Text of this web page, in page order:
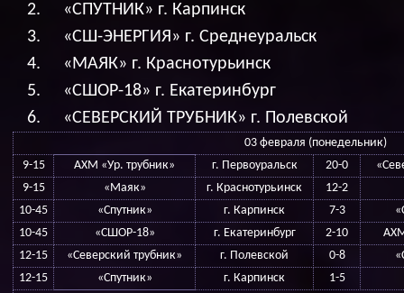
«СПУТНИК» г. Карпинск
«СШ-ЭНЕРГИЯ» г. Среднеуральск
«МАЯК» г. Краснотурьинск
«СШОР-18» г. Екатеринбург
«СЕВЕРСКИЙ ТРУБНИК» г. Полевской
03 февраля (понедельник)
9-15
АХМ «Ур. трубник» г. Первоуральск 20-0
9-15
«Маяк» г. Краснотурьинск 12-2
10-45
«Спутник» г. Карпинск 7-3
10-45
«СШОР-18» г. Екатеринбург 2-10
12-15
«Северский трубник» г. Полевской 0-8
12-15
«Спутник» г. Карпинск
1-5